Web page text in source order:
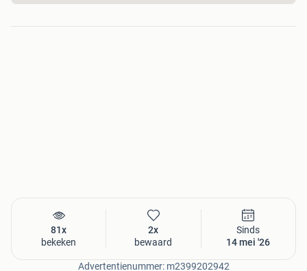
81x
bekeken
2x
bewaard
Sinds
14 mei '26
Advertentienummer: m2399202942